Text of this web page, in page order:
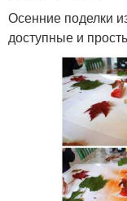
Осенние поделки
доступные и